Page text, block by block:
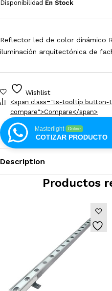
Disponibilidad En Stock
Reflector led de color dinámico
iluminación arquitectónica de
Wishlist
<span class="ts-tooltip
compare">Compare</span>
Masterlight Online
COTIZAR PRODUCTO
Description
Productos